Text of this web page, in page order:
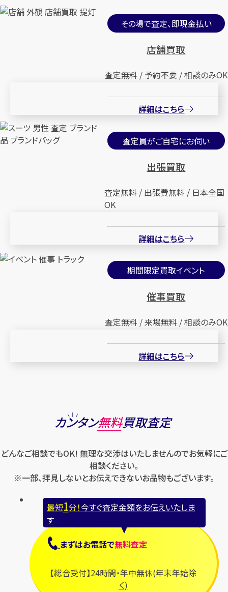
その場で査定、即現金払い
店舗買取
査定無料 / 予約不要 / 相談のみOK
詳細はこちら
査定員がご自宅にお伺い
出張買取
査定無料 / 出張費無料 / 日本全国
OK
詳細はこちら
期間限定買取イベント
催事買取
査定無料 / 来場無料 / 相談のみOK
詳細はこちら
カンタン無料買取査定
どんなご相談でもOK! 無理な交渉はいたしませんのでお気軽にご
相談ください。
※一部、拝見しないとお伝えできないお品物もございます。
最短1分！今すぐ査定金額をお伝えいたしま
す
まずはお電話で無料査定
【総合受付】24時間・年中無休(年末年始除
く)